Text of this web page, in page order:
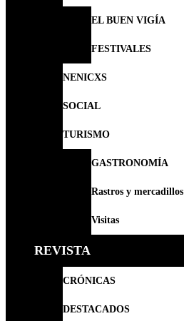
EL BUEN VIGÍA
FESTIVALES
NENICXS
SOCIAL
TURISMO
GASTRONOMÍA
Rastros y mercadillos
Visitas
REVISTA
CRÓNICAS
DESTACADOS